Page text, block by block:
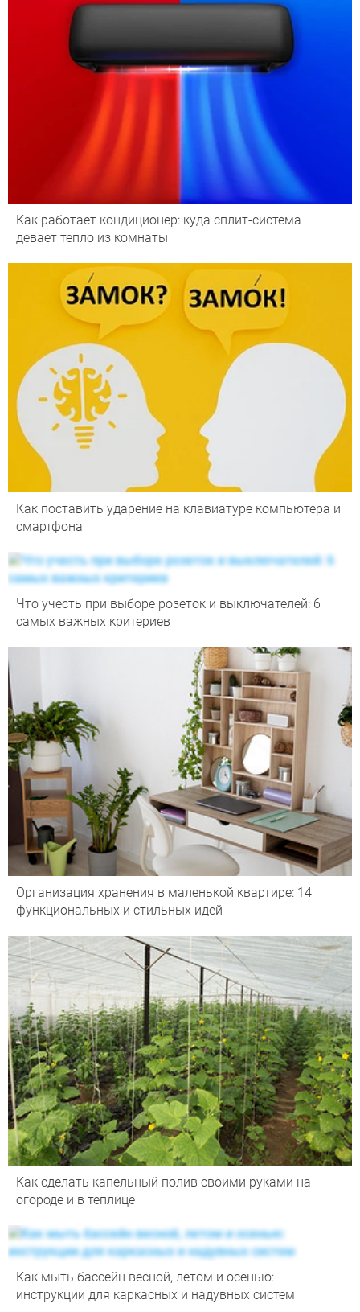
Как работает кондиционер: куда сплит-система
девает тепло из комнаты
Как поставить ударение на клавиатуре компьютера и
смартфона
Что учесть при выборе розеток и выключателей: 6
самых важных критериев
Организация хранения в маленькой квартире: 14
функциональных и стильных идей
Как сделать капельный полив своими руками на
огороде и в теплице
Как мыть бассейн весной, летом и осенью:
инструкции для каркасных и надувных систем